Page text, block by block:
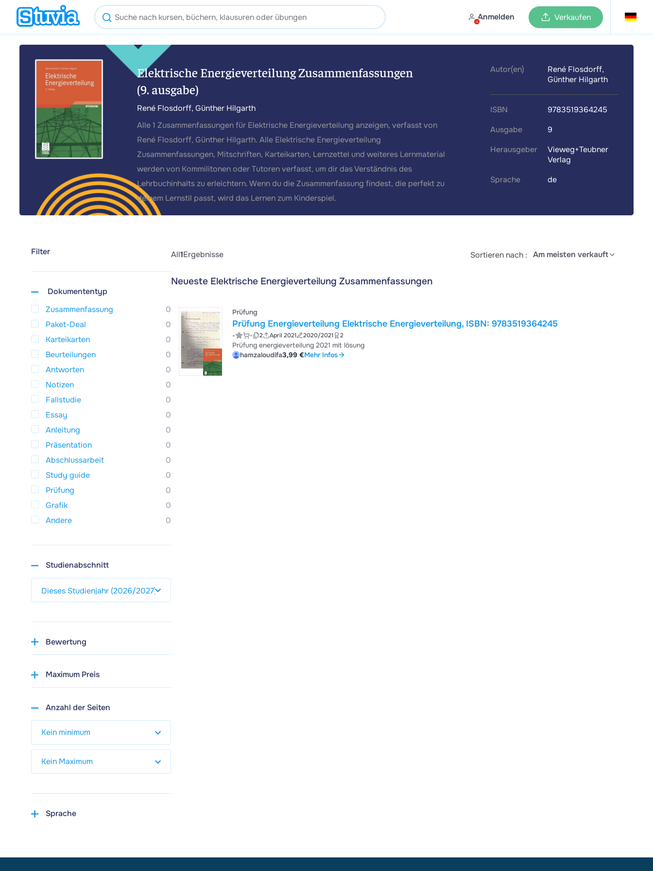
Anmelden Verkaufen
Elektrische Energieverteilung Zusammenfassungen
(9. ausgabe)
René Flosdorff, Günther Hilgarth
Alle 1 Zusammenfassungen für Elektrische Energieverteilung anzeigen, verfasst von
René Flosdorff, Günther Hilgarth. Alle Elektrische Energieverteilung
Zusammenfassungen, Mitschriften, Karteikarten, Lernzettel und weiteres Lernmaterial
werden von Kommilitonen oder Tutoren verfasst, um dir das Verständnis des
Lehrbuchinhalts zu erleichtern. Wenn du die Zusammenfassung findest, die perfekt zu
deinem Lernstil passt, wird das Lernen zum Kinderspiel.
Autor(en)
René Flosdorff,
Günther Hilgarth
ISBN
9783519364245
Ausgabe
9
Herausgeber
Vieweg+Teubner
Verlag
Sprache
de
Filter
Dokumententyp
Zusammenfassung
0
Paket-Deal
0
Karteikarten
0
Beurteilungen
0
Antworten
0
Notizen
0
Fallstudie
0
Essay
0
Anleitung
0
Präsentation
0
Abschlussarbeit
0
Study guide
0
Prüfung
0
Grafik
0
Andere
0
Studienabschnitt
Bewertung
Maximum Preis
Anzahl der Seiten
Sprache
All1Ergebnisse Sortieren nach : Am meisten verkauft
Neueste Elektrische Energieverteilung Zusammenfassungen
Prüfung
Prüfung Energieverteilung Elektrische Energieverteilung, ISBN: 9783519364245
- - 2 April 2021 2020/2021 2
Prüfung energieverteilung 2021 mit lösung
hamzaloudifa3,99 €Mehr Infos